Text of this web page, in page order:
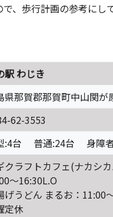
、歩行計画の参考にし
駅 わじき
県那賀郡那賀町中山関が
62-3553
:4台 普通:24台 身障
クラフトカフェ(ナカシカ
～16:30L.O
げうどん まるお：11:00
定休